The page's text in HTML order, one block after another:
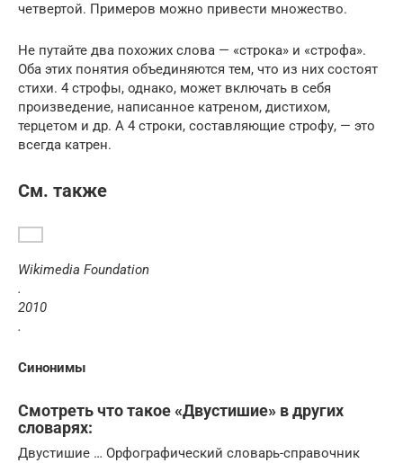
четвертой. Примеров можно привести множество.
Не путайте два похожих слова — «строка» и «строфа».
Оба этих понятия объединяются тем, что из них состоят
стихи. 4 строфы, однако, может включать в себя
произведение, написанное катреном, дистихом,
терцетом и др. А 4 строки, составляющие строфу, — это
всегда катрен.
См. также
Wikimedia Foundation
.
2010
.
Синонимы
Смотреть что такое «Двустишие» в других
словарях:
Двустишие … Орфографический словарь-справочник